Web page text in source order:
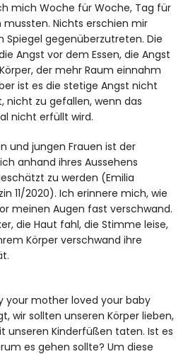
mich Woche für Woche, Tag für
mussten. Nichts erschien mir
Spiegel gegenüberzutreten. Die
Angst vor dem Essen, die Angst
der mehr Raum einnahm
ist es die stetige Angst nicht
nicht zu gefallen, wenn das
nicht erfüllt wird.
und jungen Frauen ist der
anhand ihres Aussehens
zu werden (Emilia
11/2020). Ich erinnere mich, wie
meinen Augen fast verschwand.
die Haut fahl, die Stimme leise,
Körper verschwand ihre
your mother loved your baby
wir sollten unseren Körper lieben,
unseren Kinderfüßen taten. Ist es
es gehen sollte? Um diese